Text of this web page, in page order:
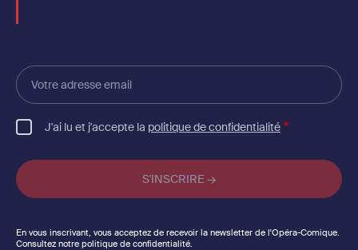
Votre
adresse
email
J'ai lu et j'accepte la politique de confidentialité
En vous inscrivant, vous acceptez de recevoir la newsletter de l'Opéra-Comique.
Consultez notre politique de confidentialité.